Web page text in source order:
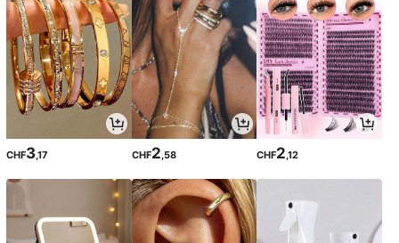
CHF3,17 CHF2,58 CHF2,12